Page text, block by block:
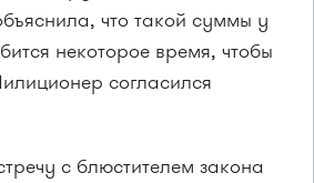
что такой суммы у
некоторое время, чтобы
согласился
с блюстителем закона